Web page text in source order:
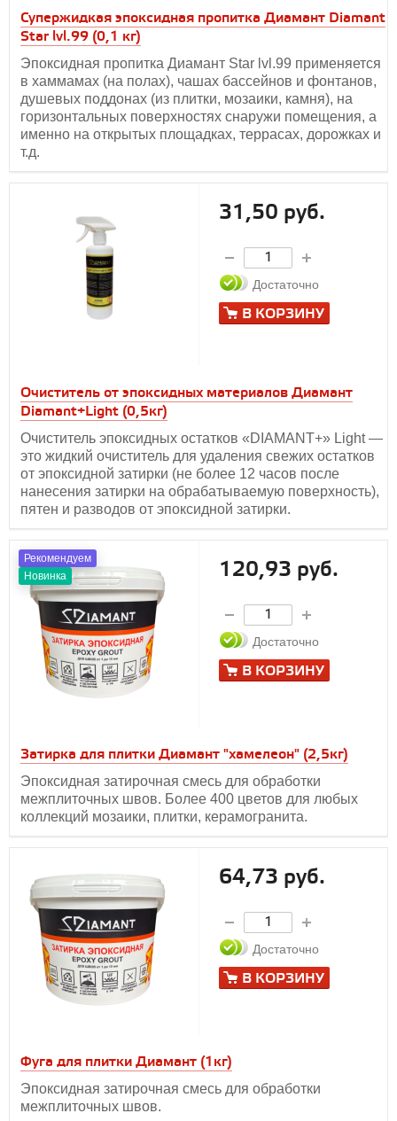
Супержидкая эпоксидная пропитка Диамант Diamant
Star lvl.99 (0,1 кг)
Эпоксидная пропитка Диамант Star lvl.99 применяется
в хаммамах (на полах), чашах бассейнов и фонтанов,
душевых поддонах (из плитки, мозаики, камня), на
горизонтальных поверхностях снаружи помещения, а
именно на открытых площадках, террасах, дорожках и
т.д.
Очиститель от эпоксидных материалов Диамант
Diamant+Light (0,5кг)
Очиститель эпоксидных остатков «DIAMANT+» Light —
это жидкий очиститель для удаления свежих остатков
от эпоксидной затирки (не более 12 часов после
нанесения затирки на обрабатываемую поверхность),
пятен и разводов от эпоксидной затирки.
31,50 руб.
Достаточно
В КОРЗИНУ
Рекомендуем
Новинка
Затирка для плитки Диамант "хамелеон" (2,5кг)
Эпоксидная затирочная смесь для обработки
межплиточных швов. Более 400 цветов для любых
коллекций мозаики, плитки, керамогранита.
120,93 руб.
Достаточно
В КОРЗИНУ
Фуга для плитки Диамант (1кг)
Эпоксидная затирочная смесь для обработки
межплиточных швов.
64,73 руб.
Достаточно
В КОРЗИНУ